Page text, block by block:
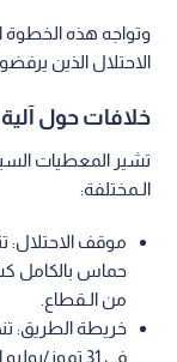
وتواجه هذه الخطوة
الاحتلال الذين
خلافات حول
تشير المعطيات
الـمختلفة:
موقف الاحتلال:
حماس بالكامل
من الـقطاع.
خريطة الطريق:
في 31 تموز/